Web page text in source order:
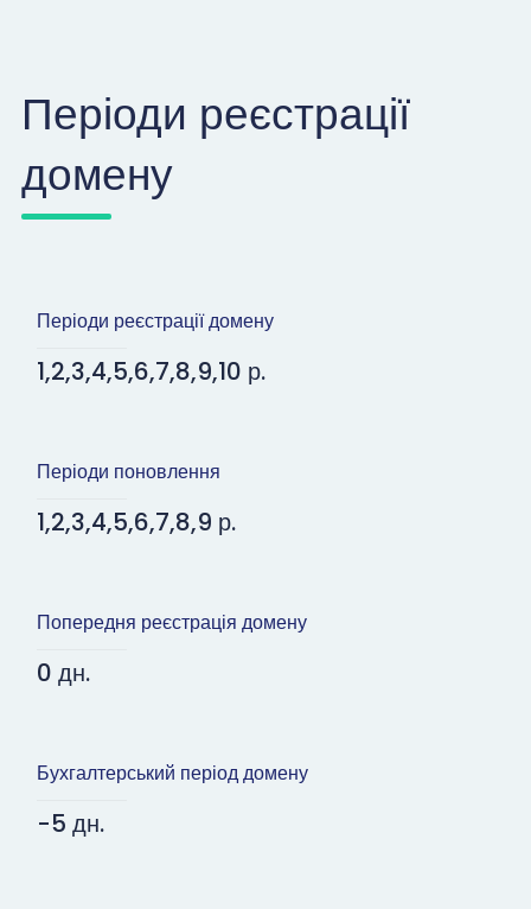
Періоди реєстрації
домену
Періоди реєстрації домену
1,2,3,4,5,6,7,8,9,10 р.
Періоди поновлення
1,2,3,4,5,6,7,8,9 р.
Попередня реєстрація домену
0 дн.
Бухгалтерський період домену
-5 дн.